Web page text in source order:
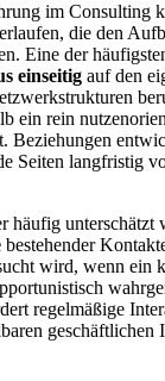
im Consulting
die den
Eine der
einseitig auf den
ein rein
Beziehungen
Seiten langfristig
häufig unterschätzt
bestehender
wird, wenn ein
regelmäßige
geschäftlichen